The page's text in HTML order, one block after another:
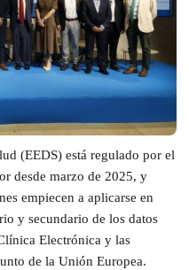
(EEDS) está regulado por el
desde marzo de 2025, y
empiecen a aplicarse en
y secundario de los datos
Electrónica y las
de la Unión Europea.